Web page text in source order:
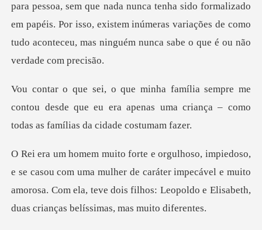
para pessoa, sem que nada nunca tenha sido formalizado
em papéis. Por isso, existem inúmer
me
contou desde que eu era apenas uma criança –
ma mulher de caráter impecável e muito
amorosa. Com ela, teve dois filh